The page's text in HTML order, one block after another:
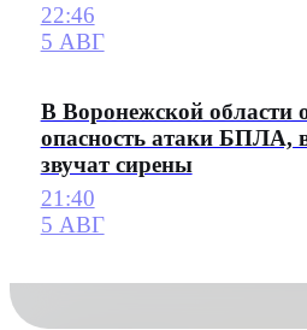
22:46
5 АВГ
В Воронежской области
опасность атаки БПЛА,
звучат сирены
21:40
5 АВГ